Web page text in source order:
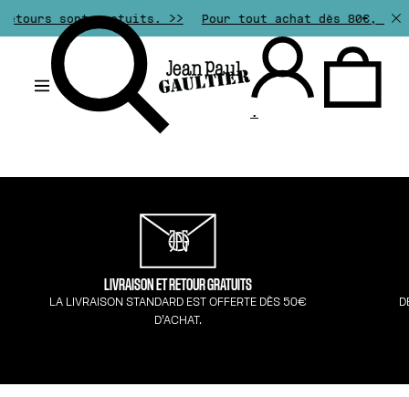
sont gratuits. >> Pour tout achat dès 80€,
.
LIVRAISON ET RETOUR GRATUITS
LA LIVRAISON STANDARD EST OFFERTE DÈS 50€
D’ACHAT.